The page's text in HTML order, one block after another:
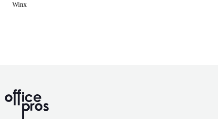
Winx